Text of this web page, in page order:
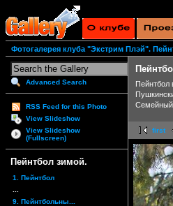
Фотогалерея клуба "Экстрим Плэй".
Advanced Search
RSS Feed for this Photo
View Slideshow
View Slideshow
(Fullscreen)
Пейнтбол зимой.
1. Пейнтбол
9. Пейнтбольны...
Пейнтбол
Семейный
first